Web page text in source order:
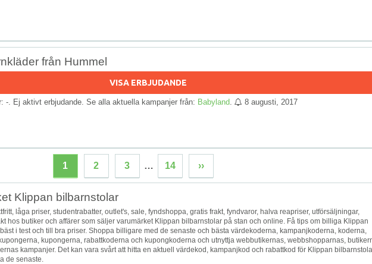
från Hummel
VISA ERBJUDANDE
-. Ej aktivt erbjudande. Se alla aktuella kampanjer från: Babyland 8 augusti, 2017
1 2 3 … 14 ››
Klippan bilbarnstolar
låga priser, studentrabatter, outlet's, sale, fyndshoppa, gratis frakt, fyndvaror, halva reapriser, utförsäljningar,
hos butiker och affärer som säljer varumärket Klippan bilbarnstolar på stan och online. Få tips om billiga Klippan
i test och till bra priser. Shoppa billigare med de senaste och bästa värdekoderna, kampanjkoderna, koderna,
kupongerna, rabattkoderna och kupongkoderna och utnyttja webbutikernas, webbshopparnas,
kampanjer. Det kan vara svårt att hitta en aktuell värdekod, kampanjkod och rabattkod för Klippan
de senaste.